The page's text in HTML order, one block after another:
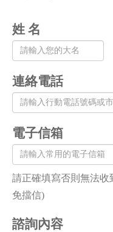
姓 名
連絡電話
電子信箱
請正確填寫否則無法收
免擋信)
諮詢內容